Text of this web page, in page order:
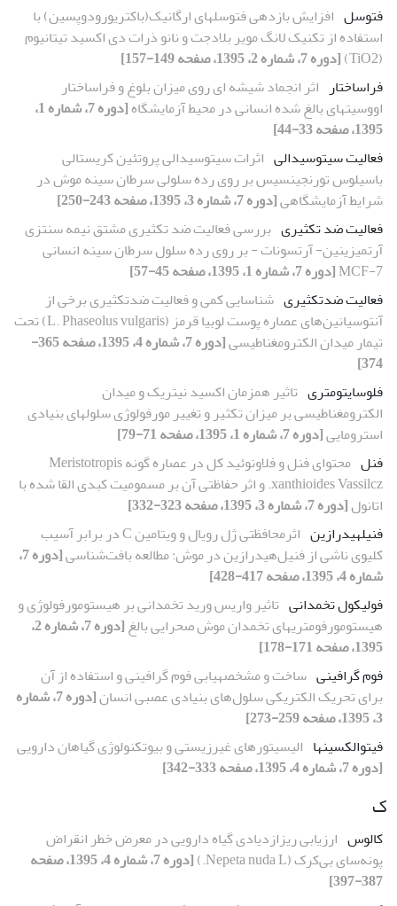
فتوسل افزایش بازدهی فتوسل‏های ارگانیک(باکتریورودوپسین) با
استفاده از تکنیک لانگ مویر بلادجت و نانو ذرات دی اکسید تیتانیوم
(TiO2)
[دوره 7، شماره 2، 1395، صفحه 149-157]
فراساختار اثر انجماد شیشه ای روی میزان بلوغ و فراساختار
اووسیت‏های بالغ شده انسانی در محیط آزمایشگاه
[دوره 7، شماره 1،
1395، صفحه 33-44]
فعالیت سیتوسیدالی اثرات سیتوسیدالی پروتئین کریستالی
باسیلوس تورنجینسیس بر روی رده سلولی سرطان سینه موش در
شرایط آزمایشگاهی[دوره 7، شماره 3، 1395، صفحه 243-250]
فعالیت­ ضد تکثیری بررسی فعالیت‌ ضد تکثیری مشتق نیمه سنتزی
آرتمیزینین- آرتسونات - بر روی رده سلول سرطان سینه انسانی
MCF-7[دوره 7، شماره 1، 1395، صفحه 45-57]
فعالیت ضدتکثیری شناسایی کمی و فعالیت ضدتکثیری برخی از
آنتوسیانین‌های عصاره پوست لوبیا قرمز (L. Phaseolus vulgaris) تحت
تیمار میدان الکترومغناطیسی
[دوره 7، شماره 4، 1395، صفحه 365-
374]
فلوسایتومتری تاثیر هم‏زمان اکسید نیتریک و میدان
الکترومغناطیسی بر میزان تکثیر و تغییر مورفولوژی سلول‏های بنیادی
استرومایی[دوره 7، شماره 1، 1395، صفحه 71-79]
فنل
محتوای فنل و فلاونوئید کل در عصاره‌ گونه Meristotropis
xanthioides Vassilcz. و اثر حفاظتی آن بر مسمومیت کبدی القا شده با
اتانول[دوره 7، شماره 3، 1395، صفحه 323-332]
فنیل­هیدرازین
اثرمحافظتی ژل رویال و ویتامین C در برابر آسیب
کلیوی ناشی از فنیل‌هیدرازین در موش: مطالعه بافت‌شناسی
[دوره 7،
شماره 4، 1395، صفحه 417-428]
فولیکول تخمدانی تاثیر واریس ورید تخمدانی بر هیستومورفولوژی و
هیستومورفومتری‏های تخمدان موش صحرایی بالغ
[دوره 7، شماره 2،
1395، صفحه 171-178]
فوم گرافینی ساخت و مشخصه‏یابی فوم گرافینی و استفاده از آن
برای تحریک الکتریکی سلول‌های بنیادی عصبی انسان
[دوره 7، شماره
3، 1395، صفحه 259-273]
فیتوالکسین­ها الیسیتورهای غیرزیستی و بیوتکنولوژی گیاهان دارویی
[دوره 7، شماره 4، 1395، صفحه 333-342]
ک
کالوس ارزیابی ریزازدیادی گیاه دارویی در معرض خطر انقراض
پونه‌سای بی‌کرک (Nepeta nuda L.)
[دوره 7، شماره 4، 1395، صفحه
387-397]